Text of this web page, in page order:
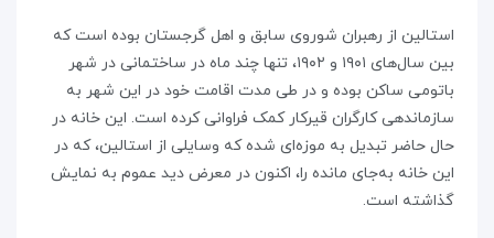
استالین از رهبران شوروی سابق و اهل گرجستان بوده است که
بین سال‌های ۱۹۰۱ و ۱۹۰۲، تنها چند ماه در ساختمانی در شهر
باتومی ساکن بوده و در طی مدت اقامت خود در این شهر به
سازماندهی کارگران قیرکار کمک فراوانی کرده است. این خانه در
حال حاضر تبدیل به موزه‌ای شده که وسایلی از استالین، که در
این خانه به‌جای مانده را، اکنون در معرض دید عموم به نمایش
گذاشته است.